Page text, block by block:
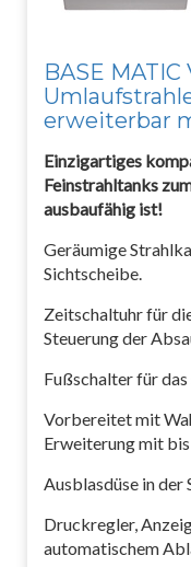
BASE
erweiterbar
Einzigartiges
Feinstrahltanks
ausbaufähig ist!
Geräumige
Sichtscheibe.
Zeitschaltuhr für
Steuerung der
Fußschalter für
Vorbereitet mit
Erweiterung mit
Ausblasdüse in der
Druckregler,
automatischem